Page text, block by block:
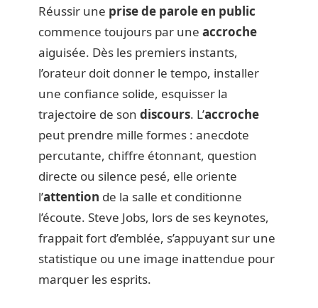
Réussir une prise de parole en public
commence toujours par une accroche
aiguisée. Dès les premiers instants,
l’orateur doit donner le tempo, installer
une confiance solide, esquisser la
trajectoire de son discours. L’accroche
peut prendre mille formes : anecdote
percutante, chiffre étonnant, question
directe ou silence pesé, elle oriente
l’attention de la salle et conditionne
l’écoute. Steve Jobs, lors de ses keynotes,
frappait fort d’emblée, s’appuyant sur une
statistique ou une image inattendue pour
marquer les esprits.